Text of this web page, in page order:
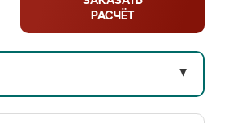
РАСЧЁТ
▼